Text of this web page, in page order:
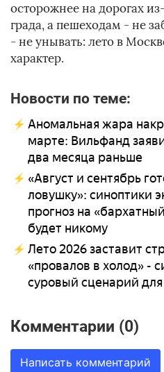
осторожнее на дорогах
града, а пешеходам - не
- не унывать: лето в
характер.
Новости по теме:
Аномальная жара
марте: Вильфанд
два месяца раньше
«Август и сентябрь
ловушку»: синоптики
прогноз на
будет никому
Лето 2026 заставит
«провалов в холод» -
суровый сценарий
Комментарии (0)
Написать комментарий